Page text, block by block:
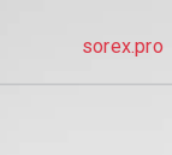
sorex.pro